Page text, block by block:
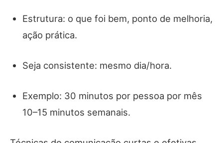
Estrutura: o que foi bem, ponto de melhoria,
ação prática.
Seja consistente: mesmo dia/hora.
Exemplo: 30 minutos por pessoa por mês
10–15 minutos semanais.